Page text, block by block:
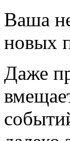
Ваша
новых
Даже